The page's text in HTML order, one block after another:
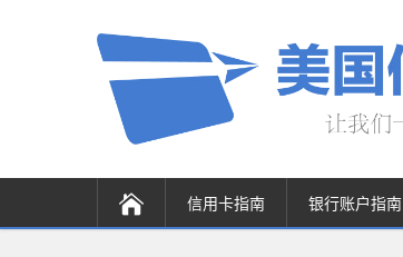
信用卡指南 银行账户指南